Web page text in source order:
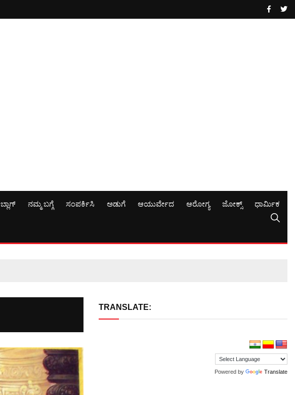
ಬ್ಲಾಗ್ ನಮ್ಮ ಬಗ್ಗೆ ಸಂಪರ್ಕಿಸಿ ಅಡುಗೆ ಆಯುರ್ವೇದ ಆರೋಗ್ಯ ಜೋಕ್ಸ್ ಧಾರ್ಮಿಕ
TRANSLATE:
Powered by Translate